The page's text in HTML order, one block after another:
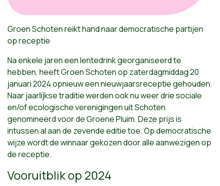
Groen Schoten reikt hand naar democratische partijen
op receptie
Na enkele jaren een lentedrink georganiseerd te
hebben, heeft Groen Schoten op zaterdagmiddag 20
januari 2024 opnieuw een nieuwjaarsreceptie gehouden.
Naar jaarlijkse traditie werden ook nu weer drie sociale
en/of ecologische verenigingen uit Schoten
genomineerd voor de Groene Pluim. Deze prijs is
intussen al aan de zevende editie toe. Op democratische
wijze wordt de winnaar gekozen door alle aanwezigen op
de receptie.
Vooruitblik op 2024